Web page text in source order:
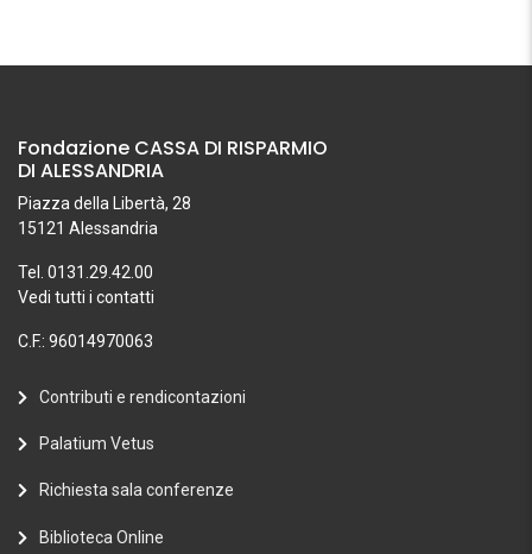
Fondazione CASSA DI RISPARMIO
DI ALESSANDRIA
Piazza della Libertà, 28
15121 Alessandria
Tel. 0131.29.42.00
Vedi tutti i contatti
C.F.: 96014970063
Contributi e rendicontazioni
Palatium Vetus
Richiesta sala conferenze
Biblioteca Online